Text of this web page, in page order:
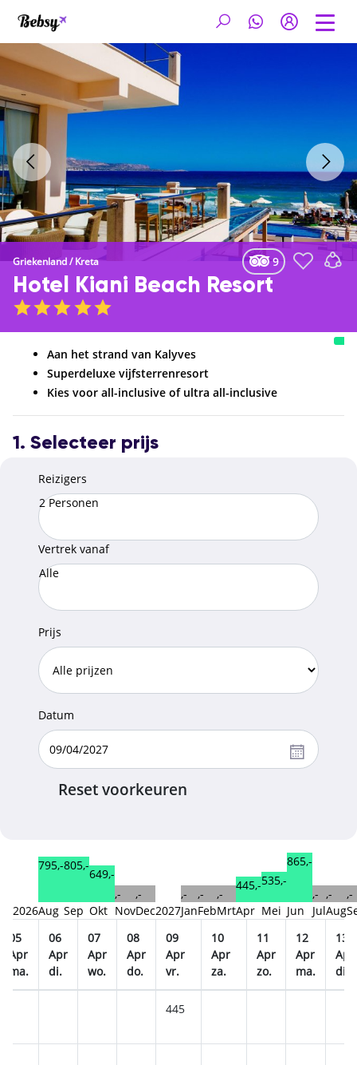
Griekenland/Kreta 9
Hotel Kiani Beach Resort
Aan het strand van Kalyves
Superdeluxe vijfsterrenresort
Kies voor all-inclusive of ultra all-inclusive
1. Selecteer prijs
Reizigers
2 Personen
Vertrek vanaf
Alle
Prijs
Datum
Reset voorkeuren
2026
795,-
Aug
805,-
Sep
649,-
Okt
,-
Nov
,-
Dec2027
,-
Jan
,-
Feb
,-
Mrt
445,-
Apr
535,-
Mei
865,-
Jun
,-
Jul
,-
Aug
,-
05
Apr
ma.
06
Apr
di.
07
Apr
wo.
08
Apr
do.
09
Apr
vr.
10
Apr
za.
11
Apr
zo.
12
Apr
ma.
13
Apr
di.
445